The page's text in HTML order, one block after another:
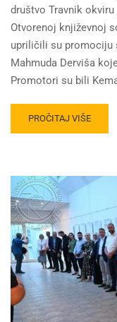
društvo Travnik okviru
Otvorenoj književnoj
upriličili su promociju
Mahmuda Derviša
Promotori su bili
PROČITAJ VIŠE